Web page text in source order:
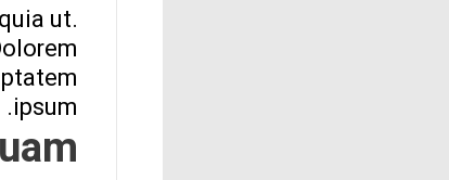
ut.
ipsum.